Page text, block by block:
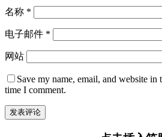
名称 *
电子邮件 *
网站
Save my name, email, and website
time I comment.